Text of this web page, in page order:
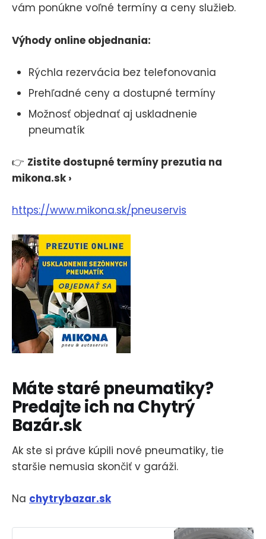
vám ponúkne voľné termíny a ceny služieb.
Výhody online objednania:
Rýchla rezervácia bez telefonovania
Prehľadné ceny a dostupné termíny
Možnosť objednať aj uskladnenie
pneumatík
👉 Zistite dostupné termíny prezutia na
mikona.sk ›
https://www.mikona.sk/pneuservis
Máte staré pneumatiky?
Predajte ich na Chytrý
Bazár.sk
Ak ste si práve kúpili nové pneumatiky, tie
staršie nemusia skončiť v garáži.
Na chytrybazar.sk